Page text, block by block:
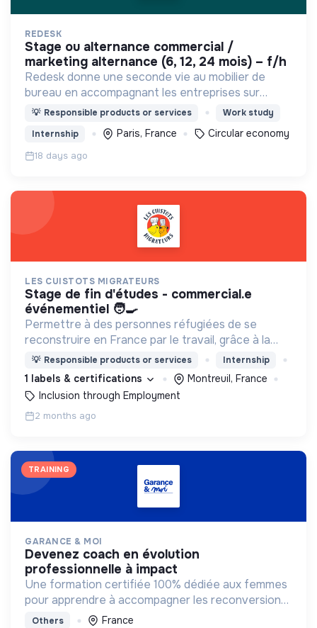
REDESK
stage ou alternance commercial /
marketing alternance (6, 12, 24 mois) – f/h
Redesk donne une seconde vie au mobilier de
bureau en accompagnant les entreprises sur
toutes les problématiques liées à l'économie
professionnel.
💡 Responsible products or services
Work study
Internship
Paris, France Circular economy
18 days ago
LES CUISTOTS MIGRATEURS
stage de fin d'études - commercial.e
événementiel 🧑‍🍳
Permettre à des personnes réfugiées de se
reconstruire en France par le travail, grâce à la
cuisine et montrer un visage positif et différent de
la migration.
💡 Responsible products or services Internship
1 labels & certifications
Montreuil, France
Inclusion through Employment
2 months ago
TRAINING
GARANCE & MOI
devenez coach en évolution
professionnelle à impact
Une formation certifiée 100% dédiée aux femmes
pour apprendre à accompagner les reconversions
vers des métiers qui ont du sens.
Others France